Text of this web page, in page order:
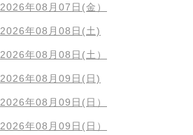
2026年08月07日(金）
2026年08月08日(土)
2026年08月08日(土）
2026年08月09日(日)
2026年08月09日(日）
2026年08月09日(日）